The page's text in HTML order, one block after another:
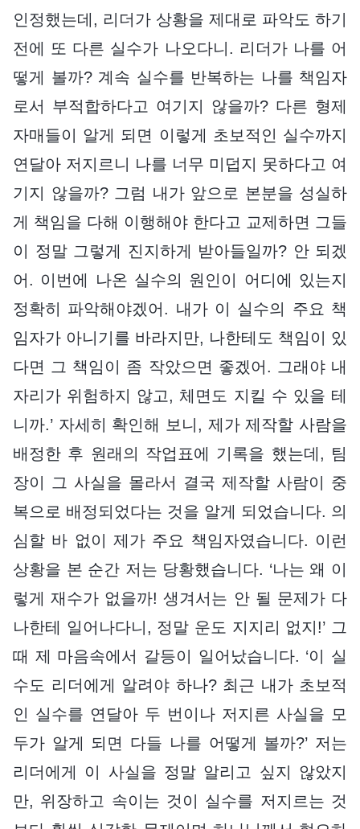
인정했는데, 리더가 상황을 제대로 파악도 하기
전에 또 다른 실수가 나오다니. 리더가 나를 어
떻게 볼까? 계속 실수를 반복하는 나를 책임자
로서 부적합하다고 여기지 않을까? 다른 형제
자매들이 알게 되면 이렇게 초보적인 실수까지
연달아 저지르니 나를 너무 미덥지 못하다고 여
기지 않을까? 그럼 내가 앞으로 본분을 성실하
게 책임을 다해 이행해야 한다고 교제하면 그들
이 정말 그렇게 진지하게 받아들일까? 안 되겠
어. 이번에 나온 실수의 원인이 어디에 있는지
정확히 파악해야겠어. 내가 이 실수의 주요 책
임자가 아니기를 바라지만, 나한테도 책임이 있
다면 그 책임이 좀 작았으면 좋겠어. 그래야 내
자리가 위험하지 않고, 체면도 지킬 수 있을 테
니까.’ 자세히 확인해 보니, 제가 제작할 사람을
배정한 후 원래의 작업표에 기록을 했는데, 팀
장이 그 사실을 몰라서 결국 제작할 사람이 중
복으로 배정되었다는 것을 알게 되었습니다. 의
심할 바 없이 제가 주요 책임자였습니다. 이런
상황을 본 순간 저는 당황했습니다. ‘나는 왜 이
렇게 재수가 없을까! 생겨서는 안 될 문제가 다
나한테 일어나다니, 정말 운도 지지리 없지!’ 그
때 제 마음속에서 갈등이 일어났습니다. ‘이 실
수도 리더에게 알려야 하나? 최근 내가 초보적
인 실수를 연달아 두 번이나 저지른 사실을 모
두가 알게 되면 다들 나를 어떻게 볼까?’ 저는
리더에게 이 사실을 정말 알리고 싶지 않았지
만, 위장하고 속이는 것이 실수를 저지르는 것